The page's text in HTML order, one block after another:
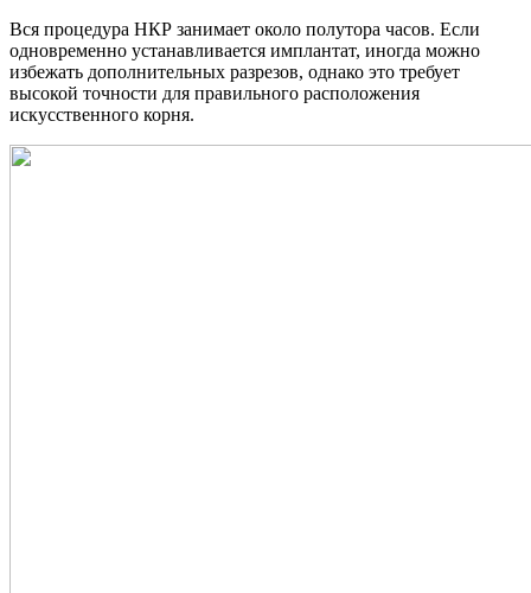
Вся процедура НКР занимает около полутора часов. Если
одновременно устанавливается имплантат, иногда можно
избежать дополнительных разрезов, однако это требует
высокой точности для правильного расположения
искусственного корня.